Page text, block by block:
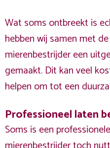
Wat soms ontbreekt is
hebben wij samen met
mierenbestrijder een
gemaakt. Dit kan veel
helpen om tot een
Professioneel laten
Soms is een professionele